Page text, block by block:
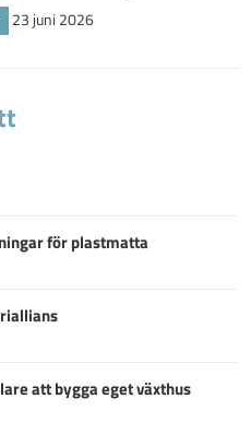
23 juni 2026
för plastmatta
att bygga eget växthus